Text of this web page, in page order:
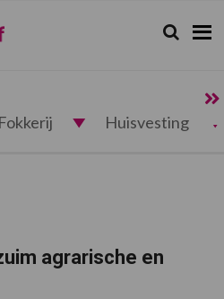
Zoeken...
Zoek
Fokkerij Huisvesting
agrarische en